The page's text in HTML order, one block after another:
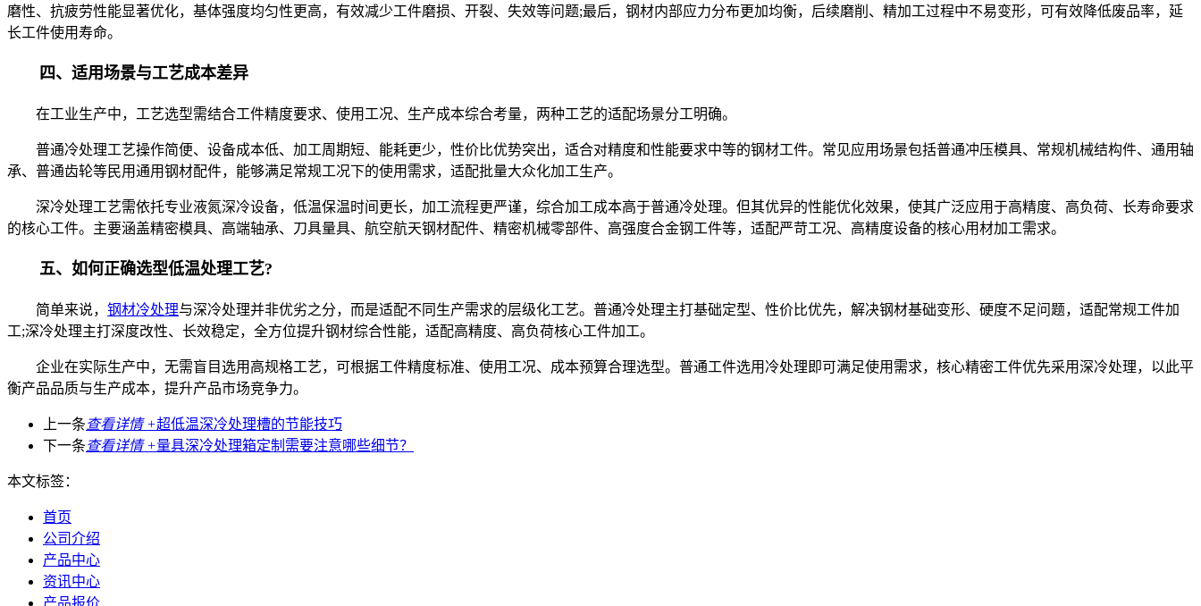
磨性、抗疲劳性能显著优化，基体强度均匀性更高，有效减少工件磨损、开裂、失效等问题;最后，钢材内部应力分布更加均衡，后续磨削、精加工过程中不易变形，可有效降低废品率，延
长工件使用寿命。
四、适用场景与工艺成本差异
在工业生产中，工艺选型需结合工件精度要求、使用工况、生产成本综合考量，两种工艺的适配场景分工明确。
普通冷处理工艺操作简便、设备成本低、加工周期短、能耗更少，性价比优势突出，适合对精度和性能要求中等的钢材工件。常见应用场景包括普通冲压模具、常规机械结构件、通用轴
承、普通齿轮等民用通用钢材配件，能够满足常规工况下的使用需求，适配批量大众化加工生产。
深冷处理工艺需依托专业液氮深冷设备，低温保温时间更长，加工流程更严谨，综合加工成本高于普通冷处理。但其优异的性能优化效果，使其广泛应用于高精度、高负荷、长寿命要求
的核心工件。主要涵盖精密模具、高端轴承、刀具量具、航空航天钢材配件、精密机械零部件、高强度合金钢工件等，适配严苛工况、高精度设备的核心用材加工需求。
五、如何正确选型低温处理工艺?
简单来说， 钢材冷处理与深冷处理并非优劣之分，而是适配不同生产需求的层级化工艺。普通冷处理主打基础定型、性价比优先，解决钢材基础变形、硬度不足问题，适配常规工件加
工;深冷处理主打深度改性、长效稳定，全方位提升钢材综合性能，适配高精度、高负荷核心工件加工。
企业在实际生产中，无需盲目选用高规格工艺，可根据工件精度标准、使用工况、成本预算合理选型。普通工件选用冷处理即可满足使用需求，核心精密工件优先采用深冷处理，以此平
衡产品品质与生产成本，提升产品市场竞争力。
上一条查看详情 +超低温深冷处理槽的节能技巧
下一条查看详情 +量具深冷处理箱定制需要注意哪些细节？
本文标签：
首页
公司介绍
产品中心
资讯中心
产品报价